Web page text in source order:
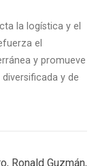
la logística y el
el
y promueve
y de
Ronald Guzmán,